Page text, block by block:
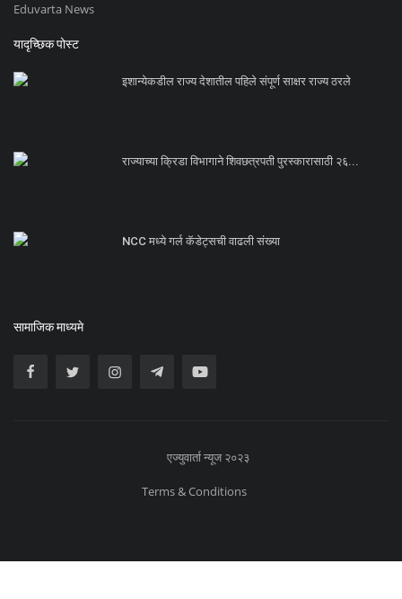
Eduvarta News
यादृच्छिक पोस्ट
इशान्येकडील राज्य देशातील पहिले संपूर्ण साक्षर राज्य ठरले
राज्याच्या क्रिडा विभागाने शिवछत्रपती पुरस्कारासाठी २६...
NCC मध्ये गर्ल कॅडेट्सची वाढली संख्या
सामाजिक माध्यमे
एज्युवार्ता न्यूज २०२३
Terms & Conditions